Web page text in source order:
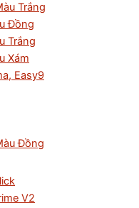
Trắng
Đồng
Trắng
Xám
Easy9
Đồng
V2